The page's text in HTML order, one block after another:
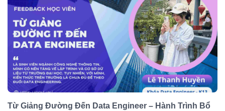
Từ Giảng Đường Đến Data Engineer – Hành Trình Bổ